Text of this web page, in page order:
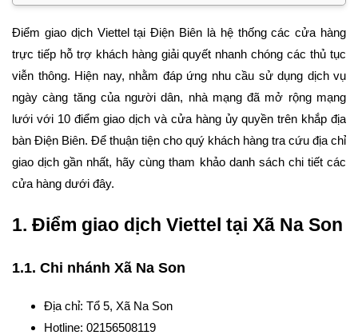
Điểm giao dịch Viettel tại Điện Biên là hệ thống các cửa hàng
trực tiếp hỗ trợ khách hàng giải quyết nhanh chóng các thủ tục
viễn thông. Hiện nay, nhằm đáp ứng nhu cầu sử dụng dịch vụ
ngày càng tăng của người dân, nhà mạng đã mở rộng mạng
lưới với 10 điểm giao dịch và cửa hàng ủy quyền trên khắp địa
bàn Điện Biên. Để thuận tiện cho quý khách hàng tra cứu địa chỉ
giao dịch gần nhất, hãy cùng tham khảo danh sách chi tiết các
cửa hàng dưới đây.
1. Điểm giao dịch Viettel tại Xã Na Son
1.1. Chi nhánh Xã Na Son
Địa chỉ: Tổ 5, Xã Na Son
Hotline: 02156508119